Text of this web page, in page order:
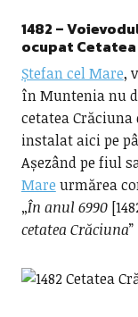
1482 –
ocupat Cetatea
Ștefan cel Mare,
în Muntenia nu
cetatea
instalat aici pe
Așezând pe fiul
Mare urmărea
„În anul 6990
cetatea Crăciuna